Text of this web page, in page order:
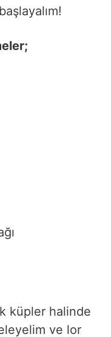
küpler halinde
ve lor